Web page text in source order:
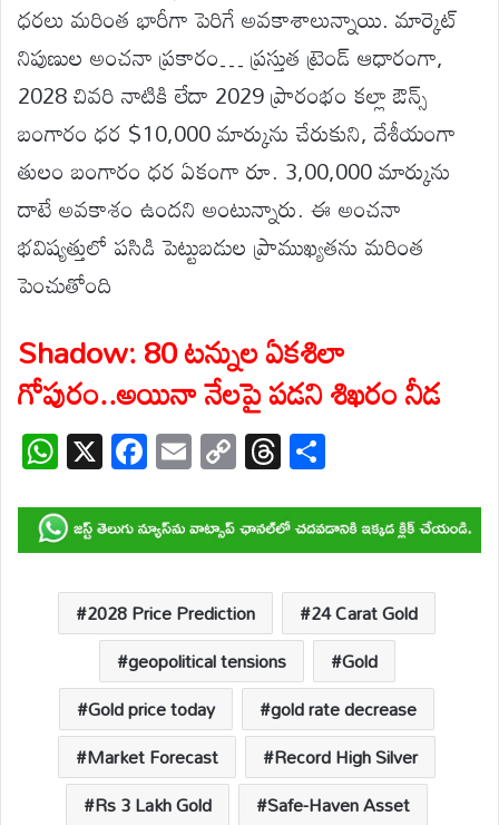
ధరలు మరింత భారీగా పెరిగే అవకాశాలున్నాయి. మార్కెట్
నిపుణుల అంచనా ప్రకారం… ప్రస్తుత ట్రెండ్ ఆధారంగా,
2028 చివరి నాటికి లేదా 2029 ప్రారంభం కల్లా ఔన్స్
బంగారం ధర $10,000 మార్కును చేరుకుని, దేశీయంగా
తులం బంగారం ధర ఏకంగా రూ. 3,00,000 మార్కును
దాటే అవకాశం ఉందని అంటున్నారు. ఈ అంచనా
భవిష్యత్తులో పసిడి పెట్టుబడుల ప్రాముఖ్యతను మరింత
పెంచుతోంది
Shadow: 80 టన్నుల ఏకశిలా
గోపురం..అయినా నేలపై పడని శిఖరం నీడ
W
h
at
s
A
p
X F
ac
e
b
o
o
k
E
m
ail
C
o
p
y
Li
n
k
T
hr
e
a
d
s
ar
e
2028 Price Prediction
24 Carat Gold
geopolitical tensions
Gold
Gold price today
gold rate decrease
Market Forecast
Record High Silver
Rs 3 Lakh Gold
Safe-Haven Asset